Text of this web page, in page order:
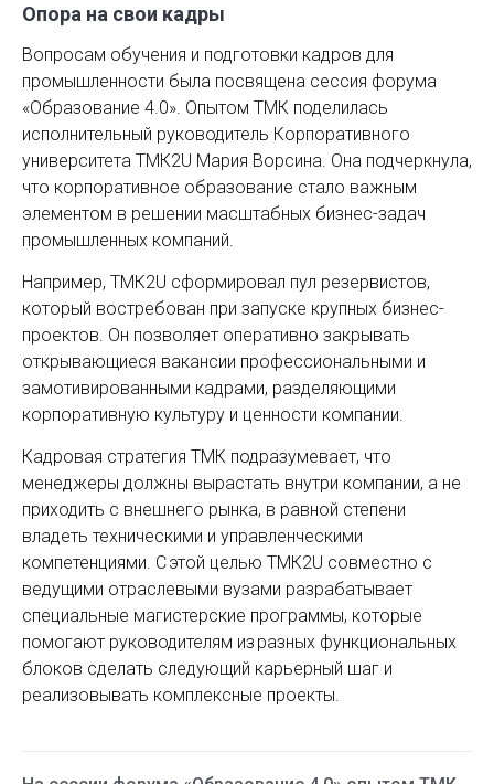
Опора на свои кадры
Вопросам обучения и подготовки кадров для
промышленности была посвящена сессия форума
«Образование 4.0». Опытом ТМК поделилась
исполнительный руководитель Корпоративного
университета ТМК2U Мария Ворсина. Она подчеркнула,
что корпоративное образование стало важным
элементом в решении масштабных бизнес-задач
промышленных компаний.
Например, ТМК2U сформировал пул резервистов,
который востребован при запуске крупных бизнес-
проектов. Он позволяет оперативно закрывать
открывающиеся вакансии профессиональными и
замотивированными кадрами, разделяющими
корпоративную культуру и ценности компании.
Кадровая стратегия ТМК подразумевает, что
менеджеры должны вырастать внутри компании, а не
приходить с внешнего рынка, в равной степени
владеть техническими и управленческими
компетенциями. С этой целью ТМК2U совместно с
ведущими отраслевыми вузами разрабатывает
специальные магистерские программы, которые
помогают руководителям из разных функциональных
блоков сделать следующий карьерный шаг и
реализовывать комплексные проекты.